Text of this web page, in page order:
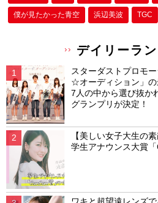
僕が⾒たかった⻘空 浜辺美波 TGC
デイリーラ
スターダストプロモ
☆オーディション」
7人の中から選び抜か
グランプリが決定！
【美しい女子大生の
学生アナウンス大賞